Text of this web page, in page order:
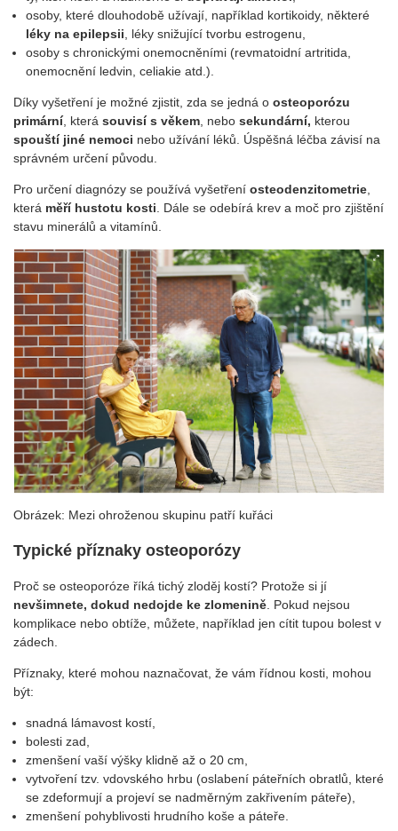
osoby, které dlouhodobě užívají, například kortikoidy, některé
léky na epilepsii , léky snižující tvorbu estrogenu,
osoby s chronickými onemocněními (revmatoidní artritida,
onemocnění ledvin, celiakie atd.).
Díky vyšetření je možné zjistit, zda se jedná o osteoporózu
primární, která souvisí s věkem , nebo sekundární, kterou
spouští jiné nemoci nebo užívání léků. Úspěšná léčba závisí na
správném určení původu.
Pro určení diagnózy se používá vyšetření osteodenzitometrie
která měří hustotu kosti . Dále se odebírá krev a moč pro zjištění
stavu minerálů a vitamínů.
Obrázek: Mezi ohroženou skupinu patří kuřáci
Typické příznaky osteoporózy
Proč se osteoporóze říká tichý zloděj kostí? Protože si jí
nevšimnete, dokud nedojde ke zlomenině . Pokud nejsou
komplikace nebo obtíže, můžete, například jen cítit tupou bolest v
zádech.
Příznaky, které mohou naznačovat, že vám řídnou kosti, mohou
být:
snadná lámavost kostí,
bolesti zad,
zmenšení vaší výšky klidně až o 20 cm,
vytvoření tzv. vdovského hrbu (oslabení páteřních obratlů, které
se zdeformují a projeví se nadměrným zakřivením páteře),
zmenšení pohyblivosti hrudního koše a páteře.